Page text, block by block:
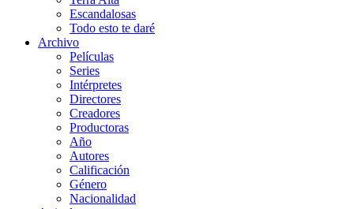
Escandalosas
Todo esto te daré
Archivo
Películas
Series
Intérpretes
Directores
Creadores
Productoras
Año
Autores
Calificación
Género
Nacionalidad